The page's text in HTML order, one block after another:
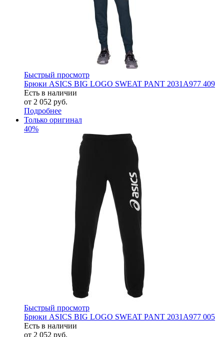
Быстрый просмотр
Брюки ASICS BIG LOGO SWEAT PANT 2031A977 409
Есть в наличии
от 2 052 руб.
Подробнее
Только оригинал
40%
Быстрый просмотр
Брюки ASICS BIG LOGO SWEAT PANT 2031A977 005
Есть в наличии
от 2 052 руб.